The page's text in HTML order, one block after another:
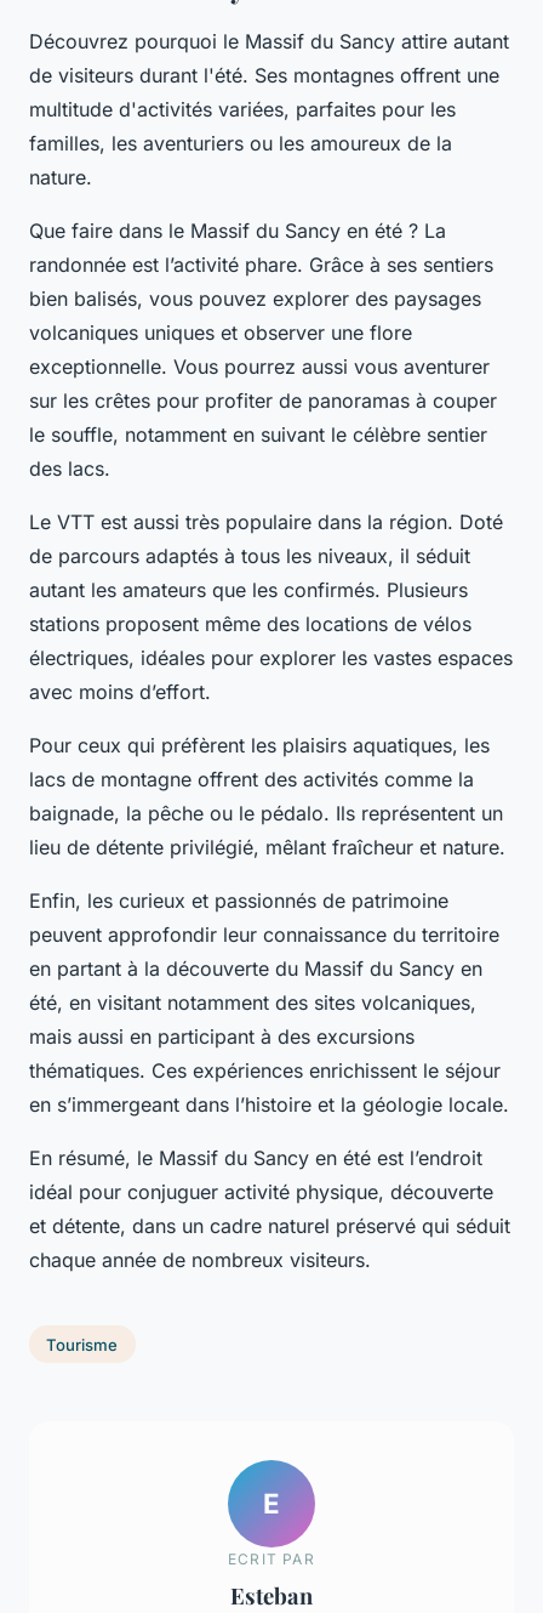
Découvrez pourquoi le Massif du Sancy attire autant
de visiteurs durant l'été. Ses montagnes offrent une
multitude d'activités variées, parfaites pour les
familles, les aventuriers ou les amoureux de la
nature.
Que faire dans le Massif du Sancy en été ? La
randonnée est l’activité phare. Grâce à ses sentiers
bien balisés, vous pouvez explorer des paysages
volcaniques uniques et observer une flore
exceptionnelle. Vous pourrez aussi vous aventurer
sur les crêtes pour profiter de panoramas à couper
le souffle, notamment en suivant le célèbre sentier
des lacs.
Le VTT est aussi très populaire dans la région. Doté
de parcours adaptés à tous les niveaux, il séduit
autant les amateurs que les confirmés. Plusieurs
stations proposent même des locations de vélos
électriques, idéales pour explorer les vastes espaces
avec moins d’effort.
Pour ceux qui préfèrent les plaisirs aquatiques, les
lacs de montagne offrent des activités comme la
baignade, la pêche ou le pédalo. Ils représentent un
lieu de détente privilégié, mêlant fraîcheur et nature.
Enfin, les curieux et passionnés de patrimoine
peuvent approfondir leur connaissance du territoire
en partant à la découverte du Massif du Sancy en
été, en visitant notamment des sites volcaniques,
mais aussi en participant à des excursions
thématiques. Ces expériences enrichissent le séjour
en s’immergeant dans l’histoire et la géologie locale.
En résumé, le Massif du Sancy en été est l’endroit
idéal pour conjuguer activité physique, découverte
et détente, dans un cadre naturel préservé qui séduit
chaque année de nombreux visiteurs.
Tourisme
E
ECRIT PAR
Esteban